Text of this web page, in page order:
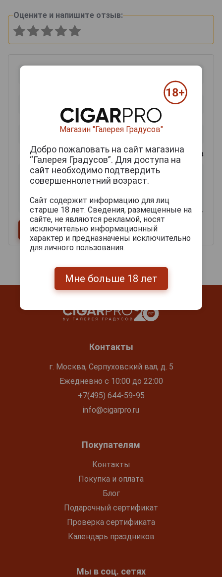
Оцените и напишите отзыв:
0 из 2000 знаков
Контакты
г. Москва, Серпуховский вал, д. 5
Ежедневно с 10:00 до 22:00
+7(495) 644-59-95
info@cigarpro.ru
Покупателям
Контакты
Покупка и оплата
Блог
Подарочный сертификат
Проверка сертификата
Календарь праздников
Мы в соц. сетях
Магазин "Галерея Градусов"
Добро пожаловать на сайт магазина
“Галерея Градусов”. Для доступа на
сайт необходимо подтвердить
совершеннолетний возраст.
Сайт содержит информацию для лиц
старше 18 лет. Сведения, размещенные на
сайте, не являются рекламой, носят
исключительно информационный
характер и предназначены исключительно
для личного пользования.
Мне больше 18 лет